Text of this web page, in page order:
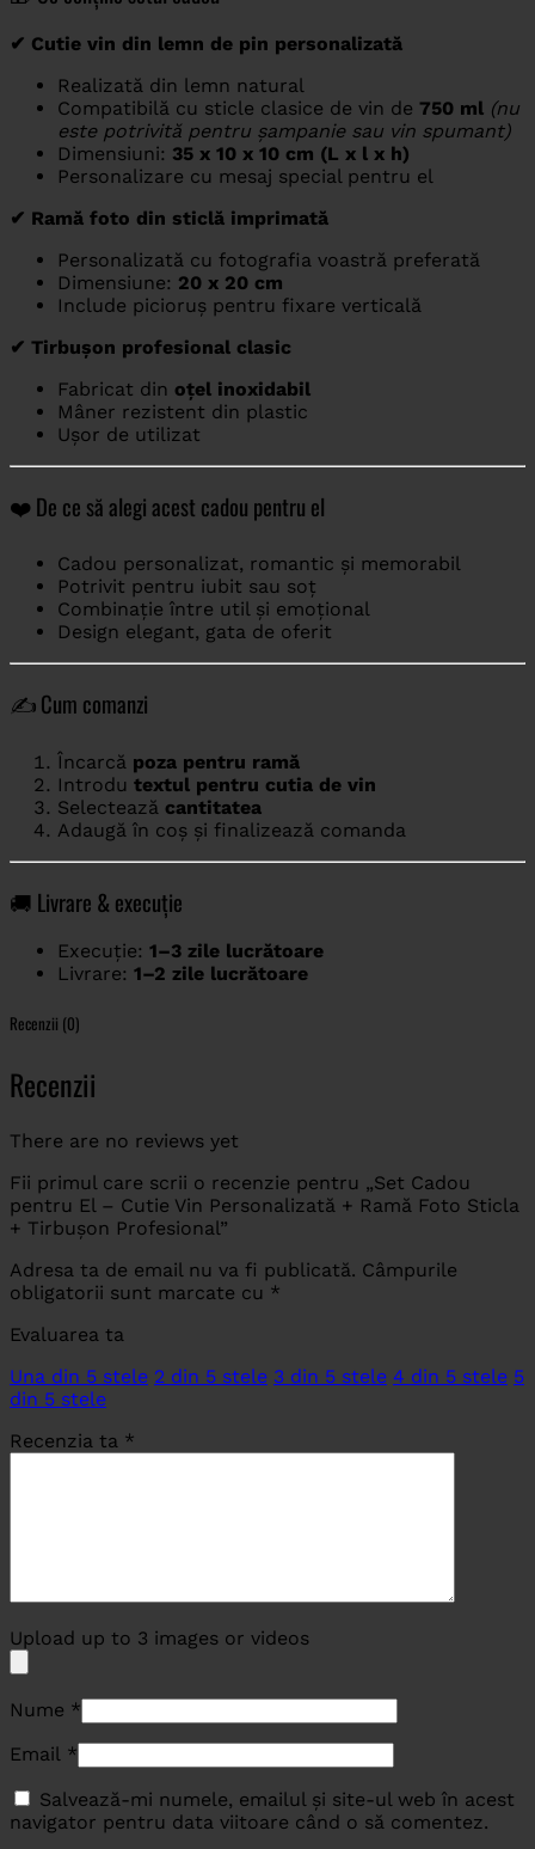
✔ Cutie vin din lemn de pin personalizată
Realizată din lemn natural
Compatibilă cu sticle clasice de vin de 750 ml (nu
este potrivită pentru șampanie sau vin spumant)
Dimensiuni: 35 x 10 x 10 cm (L x l x h)
Personalizare cu mesaj special pentru el
✔ Ramă foto din sticlă imprimată
Personalizată cu fotografia voastră preferată
Dimensiune: 20 x 20 cm
Include picioruș pentru fixare verticală
✔ Tirbușon profesional clasic
Fabricat din oțel inoxidabil
Mâner rezistent din plastic
Ușor de utilizat
❤️ De ce să alegi acest cadou pentru el
Cadou personalizat, romantic și memorabil
Potrivit pentru iubit sau soț
Combinație între util și emoțional
Design elegant, gata de oferit
✍️ Cum comanzi
Încarcă poza pentru ramă
Introdu textul pentru cutia de vin
Selectează cantitatea
Adaugă în coș și finalizează comanda
🚚 Livrare & execuție
Execuție: 1–3 zile lucrătoare
Livrare: 1–2 zile lucrătoare
Recenzii (0)
Recenzii
There are no reviews yet
Fii primul care scrii o recenzie pentru „Set Cadou
pentru El – Cutie Vin Personalizată + Ramă Foto Sticla
+ Tirbușon Profesional”
Adresa ta de email nu va fi publicată. Câmpurile
obligatorii sunt marcate cu *
Evaluarea ta
Una din 5 stele 2 din 5 stele 3 din 5 stele 4 din 5 stele 5
din 5 stele
Recenzia ta *
Upload up to 3 images or videos
Nume *
Email *
Salvează-mi numele, emailul și site-ul web în acest
navigator pentru data viitoare când o să comentez.